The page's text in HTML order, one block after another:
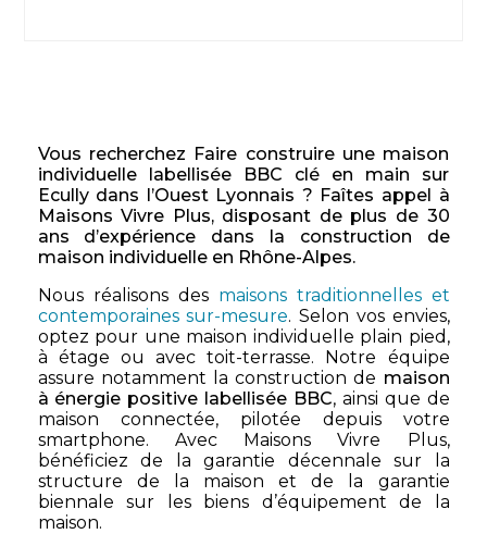
Vous recherchez Faire construire une maison
individuelle labellisée BBC clé en main sur
Ecully dans l’Ouest Lyonnais ? Faîtes appel à
Maisons Vivre Plus, disposant de plus de 30
ans d’expérience dans la construction de
maison individuelle en Rhône-Alpes.
Nous réalisons des maisons traditionnelles et
contemporaines sur-mesure. Selon vos envies,
optez pour une maison individuelle plain pied,
à étage ou avec toit-terrasse. Notre équipe
assure notamment la construction de maison
à énergie positive labellisée BBC, ainsi que de
maison connectée, pilotée depuis votre
smartphone. Avec Maisons Vivre Plus,
bénéficiez de la garantie décennale sur la
structure de la maison et de la garantie
biennale sur les biens d’équipement de la
maison.